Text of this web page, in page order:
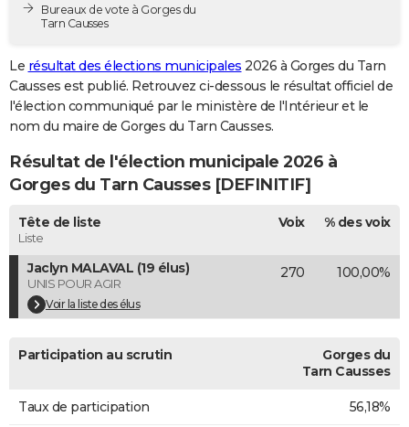
Destinations
City break
Voyage nature
Voyage de noces
Forum
PHOTO
GUIDES D'ACHAT
CARTE DE VOEUX
Carte de Noël
Carte Bonne année
Carte Saint-Valentin
Carte Pâques
Carte d'anniversaire
DICTIONNAIRE
COPAINS D'AVANT
S'inscrire
Se connecter
Lycées
Collèges
Primaires
Universités
Entreprises
Service militaire
Avis de recherche
AVIS DE DÉCÈS
FORUM
Bricolage
Lifestyle
Culture
Sport
Auto
Television
Voyage
Cinema
Bureaux de vote à Gorges du
Tarn Causses
Le résultat des élections municipales 2026 à Gorges du Tarn
Causses est publié. Retrouvez ci-dessous le résultat officiel de
l'élection communiqué par le ministère de l'Intérieur et le
nom du maire de Gorges du Tarn Causses.
Résultat de l'élection municipale 2026 à
Gorges du Tarn Causses [DEFINITIF]
Tête de liste
Liste
Voix % des voix
Jaclyn MALAVAL (19 élus)
UNIS POUR AGIR
Voir la liste des élus
270 100,00%
Participation au scrutin
Gorges du
Tarn Causses
Taux de participation 56,18%